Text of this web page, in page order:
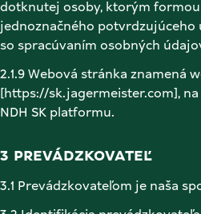
dotknutej osoby, ktorým formou
jednoznačného potvrdzujúceho
so spracúvaním osobných
2.1.9 Webová stránka znamená
[https://sk.jagermeister.com],
NDH SK platformu.
3 PREVÁDZKOVATEĽ
3.1 Prevádzkovateľom je naša